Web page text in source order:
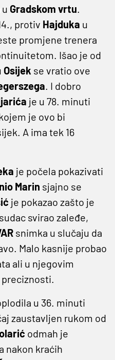
Gradskom vrtu
protiv Hajduka u
promjene trenera
Išao je od
Osijek se vratio ove
. I dobro
je u 78. minuti
je ovo bi
A ima tek 16
je počela pokazivati
Marin sjajno se
je pokazao zašto je
svirao zaleđe,
snimka u slučaju da
Malo kasnije probao
ali u njegovim
u 36. minuti
zaustavljen rukom od
odmah je
nakon kraćih